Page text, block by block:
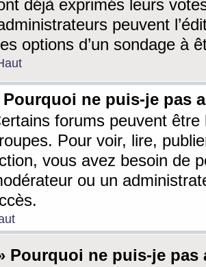
déjà exprimés leurs
peuvent
options d’un sondage à
Pourquoi ne puis-je pas
forums peuvent être
Pour voir, lire,
vous avez besoin de
ou un
Pourquoi ne puis-je